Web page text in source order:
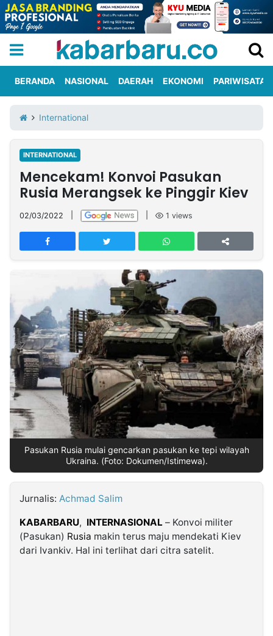
Iklan
Berita
Kami
Nasional
International
Olahraga
Entertainment
Daerah
Pariwisata
Kuliner
Kolom
Network
PT
TREETAN
Partner
Insight
NTB
Suara
Time
Lens
IDN
Daily
Jogja
Jalan
Rakyat
Idealita
News
Kita
Notice
Dinamikapost.com
Radar
Baru
Seedbacklink
Follow
Kabarbaru
BERANDA NASIONAL DAERAH EKONOMI PARIWISATA
International
INTERNATIONAL
Mencekam! Konvoi Pasukan
Rusia Merangsek ke Pinggir Kiev
02/03/2022 1 views
Pasukan Rusia mulai gencarkan pasukan ke tepi wilayah
Ukraina. (Foto: Dokumen/Istimewa).
Jurnalis: Achmad Salim
KABARBARU, INTERNASIONAL – Konvoi militer
(Pasukan) Rusia makin terus maju mendekati Kiev
dari Ivankiv. Hal ini terlihat dari citra satelit.